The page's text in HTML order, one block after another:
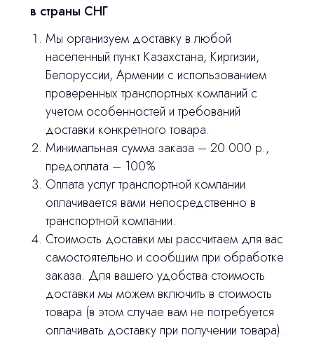
в страны СНГ
Мы организуем доставку в любой
населенный пункт Казахстана, Киргизии,
Белоруссии, Армении с использованием
проверенных транспортных компаний с
учетом особенностей и требований
доставки конкретного товара.
Минимальная сумма заказа – 20 000 р.,
предоплата – 100%
Оплата услуг транспортной компании
оплачивается вами непосредственно в
транспортной компании.
Стоимость доставки мы рассчитаем для вас
самостоятельно и сообщим при обработке
заказа. Для вашего удобства стоимость
доставки мы можем включить в стоимость
товара (в этом случае вам не потребуется
оплачивать доставку при получении товара).
сделано
3D печать
Лицензирование
Изготовление хирургических шаблонов
Оплата и доставка
Политика конфиденциальности
Контакты
stasicus